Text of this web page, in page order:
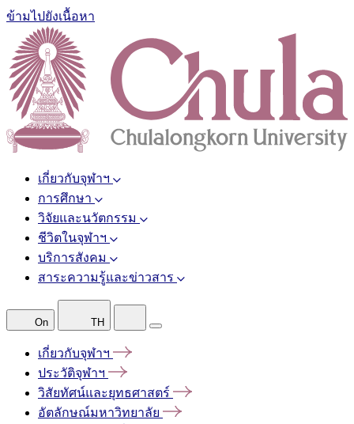
ข้ามไปยังเนื้อหา
เกี่ยวกับจุฬาฯ
การศึกษา
วิจัยและนวัตกรรม
ชีวิตในจุฬาฯ
บริการสังคม
สาระความรู้และข่าวสาร
On TH
เกี่ยวกับจุฬาฯ
ประวัติจุฬาฯ
วิสัยทัศน์และยุทธศาสตร์
อัตลักษณ์มหาวิทยาลัย